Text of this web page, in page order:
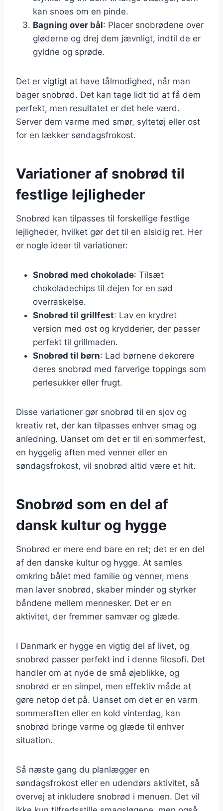
kan snoes om en pinde.
Bagning over bål: Placer snobrødene over
gløderne og drej dem jævnligt, indtil de er
gyldne og sprøde.
Det er vigtigt at have tålmodighed, når man
bager snobrød. Det kan tage lidt tid at få dem
perfekt, men resultatet er det hele værd.
Server dem varme med smør, syltetøj eller ost
for en lækker søndagsfrokost.
Variationer af snobrød til
festlige lejligheder
Snobrød kan tilpasses til forskellige festlige
lejligheder, hvilket gør det til en alsidig ret. Her
er nogle ideer til variationer:
Snobrød med chokolade: Tilsæt
chokoladechips til dejen for en sød
overraskelse.
Snobrød til grillfest: Lav en krydret
version med ost og krydderier, der passer
perfekt til grillmaden.
Snobrød til børn: Lad børnene dekorere
deres snobrød med farverige toppings som
perlesukker eller frugt.
Disse variationer gør snobrød til en sjov og
kreativ ret, der kan tilpasses enhver smag og
anledning. Uanset om det er til en sommerfest,
en hyggelig aften med venner eller en
søndagsfrokost, vil snobrød altid være et hit.
Snobrød som en del af
dansk kultur og hygge
Snobrød er mere end bare en ret; det er en del
af den danske kultur og hygge. At samles
omkring bålet med familie og venner, mens
man laver snobrød, skaber minder og styrker
båndene mellem mennesker. Det er en
aktivitet, der fremmer samvær og glæde.
I Danmark er hygge en vigtig del af livet, og
snobrød passer perfekt ind i denne filosofi. Det
handler om at nyde de små øjeblikke, og
snobrød er en simpel, men effektiv måde at
gøre netop det på. Uanset om det er en varm
sommeraften eller en kold vinterdag, kan
snobrød bringe varme og glæde til enhver
situation.
Så næste gang du planlægger en
søndagsfrokost eller en udendørs aktivitet, så
overvej at inkludere snobrød i menuen. Det vil